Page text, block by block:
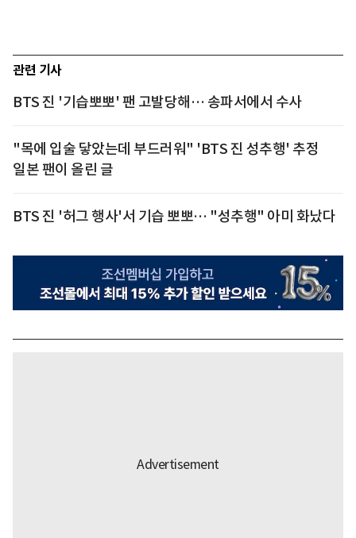
관련 기사
BTS 진 '기습뽀뽀' 팬 고발당해… 송파서에서 수사
"목에 입술 닿았는데 부드러워" 'BTS 진 성추행' 추정
일본 팬이 올린 글
BTS 진 '허그 행사'서 기습 뽀뽀… "성추행" 아미 화났다